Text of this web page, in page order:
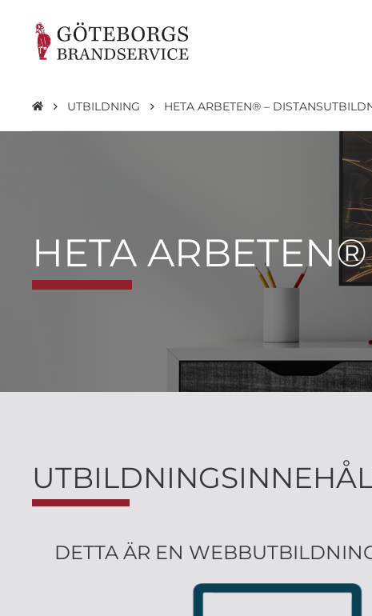
UTBILDNING HETA ARBETEN® –
HETA
DETTA ÄR EN